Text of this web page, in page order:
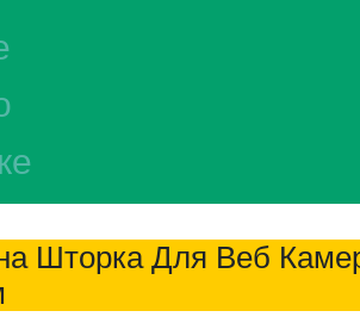
Шторка Для Веб